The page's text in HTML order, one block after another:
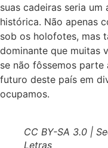
suas cadeiras seria
histórica. Não apenas
sob os holofotes, mas
dominante que muitas
se não fôssemos
futuro deste país em
ocupamos.
CC BY-SA 3.0 |
Letras